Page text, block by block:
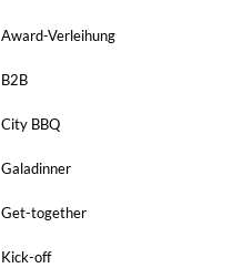
Award-Verleihung
B2B
City BBQ
Galadinner
Get-together
Kick-off